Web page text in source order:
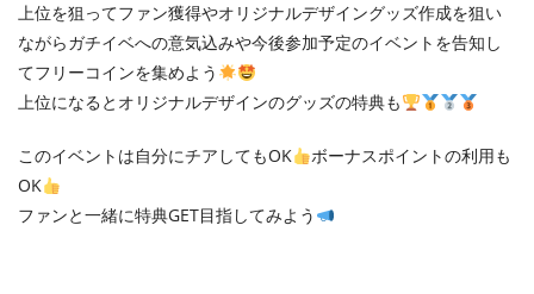
上位を狙ってファン獲得やオリジナルデザイングッズ作成を狙い
ながらガチイベへの意気込みや今後参加予定のイベントを告知し
てフリーコインを集めよう
上位になるとオリジナルデザインのグッズの特典も
このイベントは自分にチアしてもOK
ボーナスポイントの利用も
OK
ファンと一緒に特典GET目指してみよう